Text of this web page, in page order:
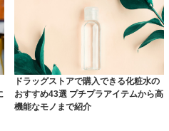
ドラッグストアで購入できる化粧水の
おすすめ43選 プチプラアイテムから高
機能なモノまで紹介